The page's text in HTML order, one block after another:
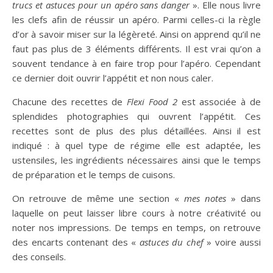
trucs et astuces pour un apéro sans danger». Elle nous livre
les clefs afin de réussir un apéro. Parmi celles-ci la règle
d’or à savoir miser sur la légèreté. Ainsi on apprend qu’il ne
faut pas plus de 3 éléments différents. Il est vrai qu’on a
souvent tendance à en faire trop pour l’apéro. Cependant
ce dernier doit ouvrir l’appétit et non nous caler.
Chacune des recettes deFlexi Food 2est associée à de
splendides photographies qui ouvrent l’appétit. Ces
recettes sont de plus des plus détaillées. Ainsi il est
indiqué : à quel type de régime elle est adaptée, les
ustensiles, les ingrédients nécessaires ainsi que le temps
de préparation et le temps de cuisons.
On retrouve de même une section « mes notes » dans
laquelle on peut laisser libre cours à notre créativité ou
noter nos impressions. De temps en temps, on retrouve
des encarts contenant des « astuces du chef» voire aussi
des conseils.